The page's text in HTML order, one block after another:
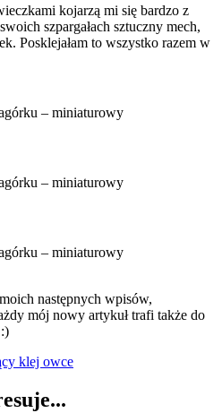
kojarzą mi się bardzo z
szpargałach sztuczny mech,
Posklejałam to wszystko razem w
– miniaturowy
– miniaturowy
– miniaturowy
następnych wpisów,
mój nowy artykuł trafi także do
klej owce